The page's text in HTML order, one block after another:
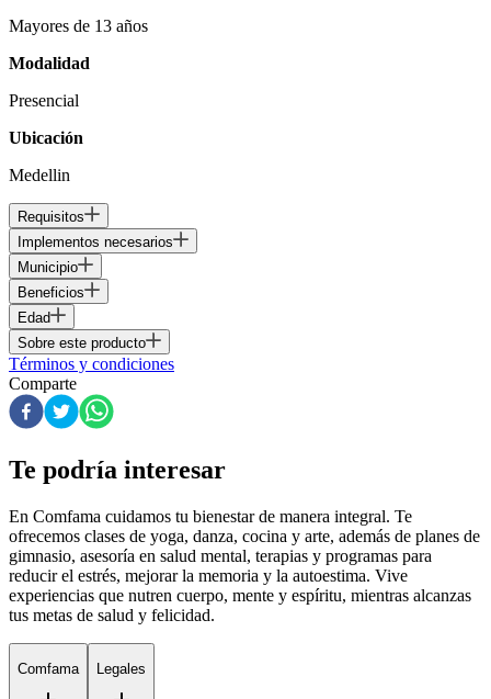
Mayores de 13 años
Modalidad
Presencial
Ubicación
Medellin
Requisitos
Implementos necesarios
Municipio
Beneficios
Edad
Sobre este producto
Términos y condiciones
Comparte
Te podría interesar
En Comfama cuidamos tu bienestar de manera integral. Te
ofrecemos clases de yoga, danza, cocina y arte, además de planes de
gimnasio, asesoría en salud mental, terapias y programas para
reducir el estrés, mejorar la memoria y la autoestima. Vive
experiencias que nutren cuerpo, mente y espíritu, mientras alcanzas
tus metas de salud y felicidad.
Comfama Legales